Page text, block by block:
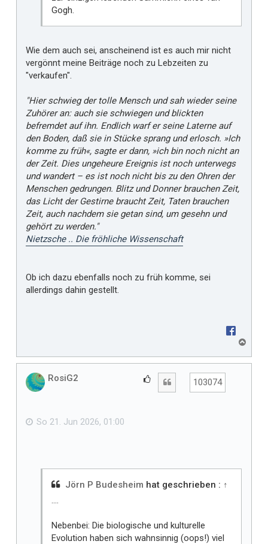
Gogh.
Wie dem auch sei, anscheinend ist es auch mir nicht
vergönnt meine Beiträge noch zu Lebzeiten zu
"verkaufen".
"Hier schwieg der tolle Mensch und sah wieder seine
Zuhörer an: auch sie schwiegen und blickten
befremdet auf ihn. Endlich warf er seine Laterne auf
den Boden, daß sie in Stücke sprang und erlosch. »Ich
komme zu früh«, sagte er dann, »ich bin noch nicht an
der Zeit. Dies ungeheure Ereignis ist noch unterwegs
und wandert – es ist noch nicht bis zu den Ohren der
Menschen gedrungen. Blitz und Donner brauchen Zeit,
das Licht der Gestirne braucht Zeit, Taten brauchen
Zeit, auch nachdem sie getan sind, um gesehn und
gehört zu werden."
Nietzsche .. Die fröhliche Wissenschaft
Ob ich dazu ebenfalls noch zu früh komme, sei
allerdings dahin gestellt.
c
RosiG2
m
i
103074
So 21. Jun 2026, 01:00
Jörn P Budesheim hat geschrieben : ↑
Nebenbei: Die biologische und kulturelle
Evolution haben sich wahnsinnig (oops!) viel